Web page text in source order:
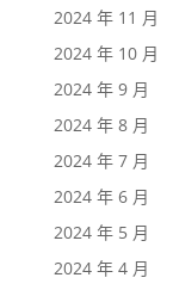
2024 年 11 月
2024 年 10 月
2024 年 9 月
2024 年 8 月
2024 年 7 月
2024 年 6 月
2024 年 5 月
2024 年 4 月